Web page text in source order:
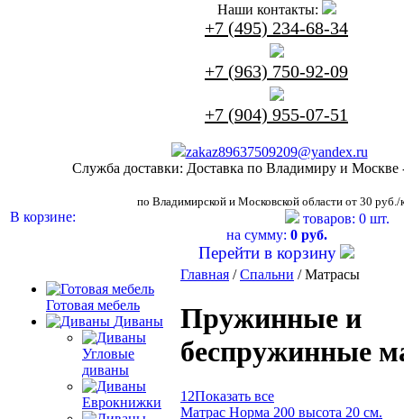
Наши контакты:
+7 (495) 234-68-34
+7 (963) 750-92-09
+7 (904) 955-07-51
zakaz89637509209@yandex.ru
Служба доставки: Доставка по Владимиру и
по Владимирской и Московской области от 30 руб./
В корзине:
товаров: 0 шт.
на сумму: 0 руб.
Перейти в корзину
Готовая мебель
Диваны
Угловые
диваны
Еврокнижки
Главная /Спальни / Матрасы
Пружинные и
беспружинные
1 2Показать все
Матрас Норма 200 высота 20 см.